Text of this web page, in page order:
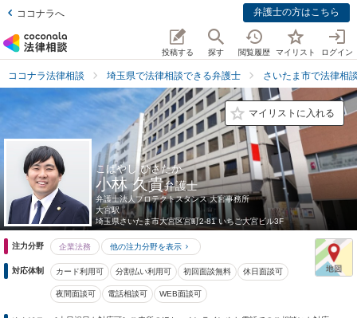
ココナラへ 弁護士の方はこちら
投稿する 探す 閲覧履歴 マイリスト ログイン
ココナラ法律相談 埼玉県で法律相談できる弁護士 さいたま市で法律相
マイリストに入れる
こばやし ひさたか
小林 久貴弁護士
弁護士法人プロテクトスタンス 大宮事務所
大宮駅
埼玉県さいたま市大宮区宮町2-81 いちご大宮ビル3F
注力分野 企業法務 他の注力分野を表示
対応体制 カード利用可 分割払い利用可 初回面談無料 休日面談可
夜間面談可 電話相談可 WEB面談可